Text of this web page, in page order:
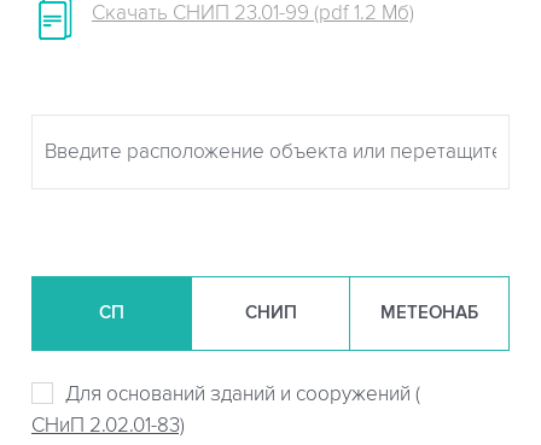
Скачать СНИП 23.01-99 (pdf 1.2 Мб)
СП СНИП МЕТЕОНАБ
Для оснований зданий и сооружений (
СНиП 2.02.01-83)